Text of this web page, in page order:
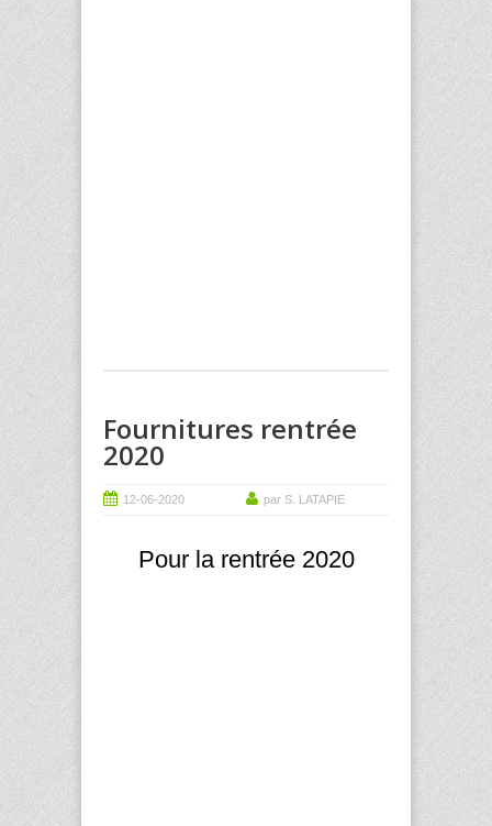
Fournitures rentrée
2020
12-06-2020 par S. LATAPIE
Pour la rentrée 2020